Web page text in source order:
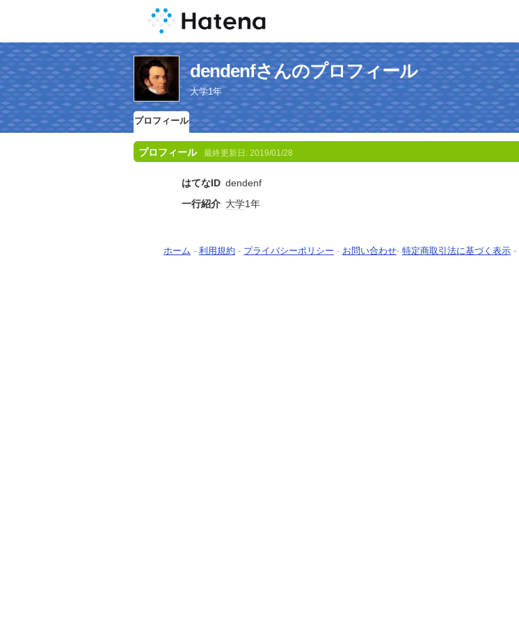
dendenfさんのプロフィール
大学1年
プロフィール
プロフィール 最終更新日: 2019/01/28
はてなID dendenf
一行紹介 大学1年
ホーム - 利用規約 - プライバシーポリシー - お問い合わせ- 特定商取引法に基づく表示 -